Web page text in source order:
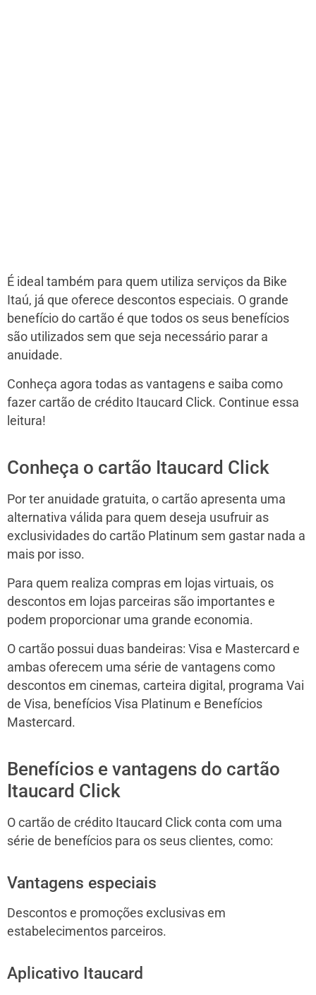
É ideal também para quem utiliza serviços da Bike
Itaú, já que oferece descontos especiais. O grande
benefício do cartão é que todos os seus benefícios
são utilizados sem que seja necessário parar a
anuidade.
Conheça agora todas as vantagens e saiba como
fazer cartão de crédito Itaucard Click. Continue essa
leitura!
Conheça o cartão Itaucard Click
Por ter anuidade gratuita, o cartão apresenta uma
alternativa válida para quem deseja usufruir as
exclusividades do cartão Platinum sem gastar nada a
mais por isso.
Para quem realiza compras em lojas virtuais, os
descontos em lojas parceiras são importantes e
podem proporcionar uma grande economia.
O cartão possui duas bandeiras: Visa e Mastercard e
ambas oferecem uma série de vantagens como
descontos em cinemas, carteira digital, programa Vai
de Visa, benefícios Visa Platinum e Benefícios
Mastercard.
Benefícios e vantagens do cartão
Itaucard Click
O cartão de crédito Itaucard Click conta com uma
série de benefícios para os seus clientes, como:
Vantagens especiais
Descontos e promoções exclusivas em
estabelecimentos parceiros.
Aplicativo Itaucard